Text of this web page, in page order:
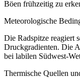
Böen frühzeitig zu
Meteorologische
Die Radspitze reagiert
Druckgradienten. Die
bei labilen Südwest-
Thermische Quellen